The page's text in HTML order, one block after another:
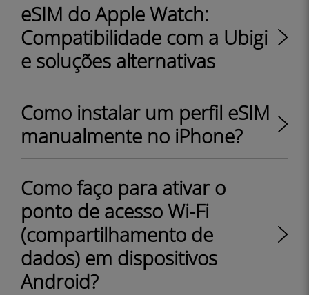
eSIM do Apple Watch:
Compatibilidade com a Ubigi
e soluções alternativas
Como instalar um perfil eSIM
manualmente no iPhone?
Como faço para ativar o
ponto de acesso Wi-Fi
(compartilhamento de
dados) em dispositivos
Android?